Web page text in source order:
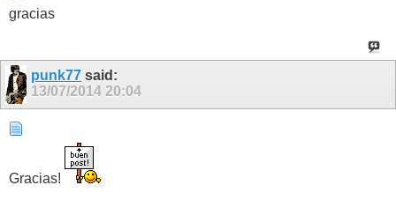
gracias
punk77 said:
13/07/201420:04
Gracias!